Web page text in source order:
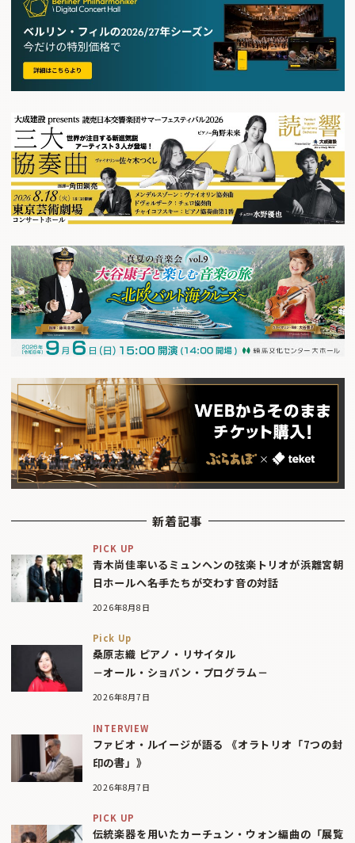
新着記事
PICK UP
青木尚佳率いるミュンヘンの弦楽トリオが浜離宮朝
日ホールへ――名手たちが交わす音の対話
2026年8月8日
Pick Up
桑原志織 ピアノ・リサイタル
－オール・ショパン・プログラム－
2026年8月7日
INTERVIEW
ファビオ・ルイージが語る 《オラトリオ「7つの封
印の書」》
2026年8月7日
PICK UP
伝統楽器を用いたカーチュン・ウォン編曲の「展覧